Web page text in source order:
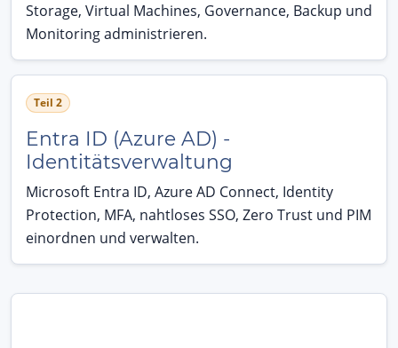
Storage, Virtual Machines, Governance, Backup und
Monitoring administrieren.
Teil 2
Entra ID (Azure AD) -
Identitätsverwaltung
Microsoft Entra ID, Azure AD Connect, Identity
Protection, MFA, nahtloses SSO, Zero Trust und PIM
einordnen und verwalten.